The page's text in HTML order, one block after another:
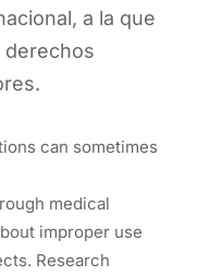
a la que
derechos
can sometimes
medical
improper use
Research